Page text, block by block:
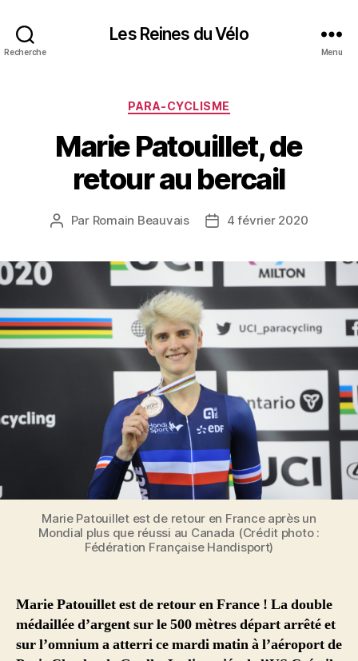
Recherche
Les Reines du Vélo
Menu
Catégories
PARA-CYCLISME
Marie Patouillet, de
retour au bercail
Auteur
Par Romain Beauvais
Date4 février 2020
Marie Patouillet est de retour en France après un
Mondial plus que réussi au Canada (Crédit photo :
Fédération Française Handisport)
Marie Patouillet est de retour en France ! La double
médaillée d’argent sur le 500 mètres départ arrêté et
sur l’omnium a atterri ce mardi matin à l’aéroport de